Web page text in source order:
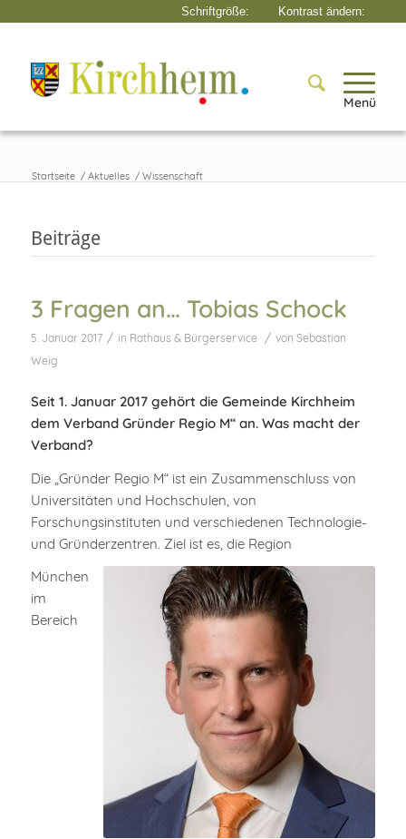
Menü
Startseite / Aktuelles / Wissenschaft
Beiträge
3 Fragen an… Tobias Schock
5. Januar 2017 / in Rathaus & Bürgerservice / von Sebastian
Weig
Seit 1. Januar 2017 gehört die Gemeinde Kirchheim
dem Verband Gründer Regio M“ an. Was macht der
Verband?
Die „Gründer Regio M“ ist ein Zusammenschluss von
Universitäten und Hochschulen, von
Forschungsinstituten und verschiedenen Technologie-
und Gründerzentren. Ziel ist es, die Region
Referent für
Wirtschaftsförderung –
Tobias Schock
München
im
Bereich